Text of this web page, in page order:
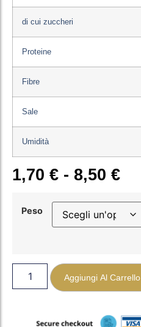
di cui zuccheri
Proteine
Fibre
Sale
Umidità
1,70 € - 8,50 €
Peso
Aggiungi Al Carrello